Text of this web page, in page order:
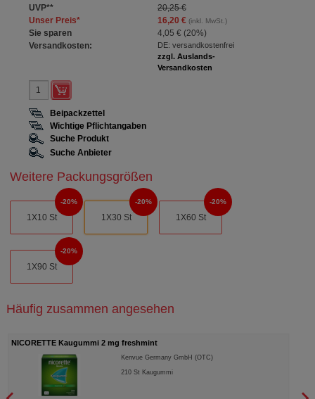
UVP**
20,25 €
Unser Preis* 16,20 €(inkl. MwSt.)
Sie sparen 4,05 € (20%)
Versandkosten:
DE: versandkostenfrei
zzgl. Auslands-
Versandkosten
Beipackzettel
Wichtige Pflichtangaben
Suche Produkt
Suche Anbieter
Weitere Packungsgrößen
1X10 St
20%
1X30 St
20%
1X60 St
20%
1X90 St
20%
Häufig zusammen angesehen
NICORETTE Kaugummi 2 mg freshmint
Kenvue Germany GmbH (OTC)
210St Kaugummi